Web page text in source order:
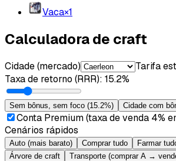
Vaca×1
Calculadora de craft
Cidade (mercado)
Tarifa
Taxa de retorno (RRR): 15.2%
Sem bônus, sem foco (15.2%) Cidade com
Conta Premium (taxa de venda 4%
Cenários rápidos
Auto (mais barato) Comprar tudo
Farmar
Árvore de craft
Transporte (comprar A →